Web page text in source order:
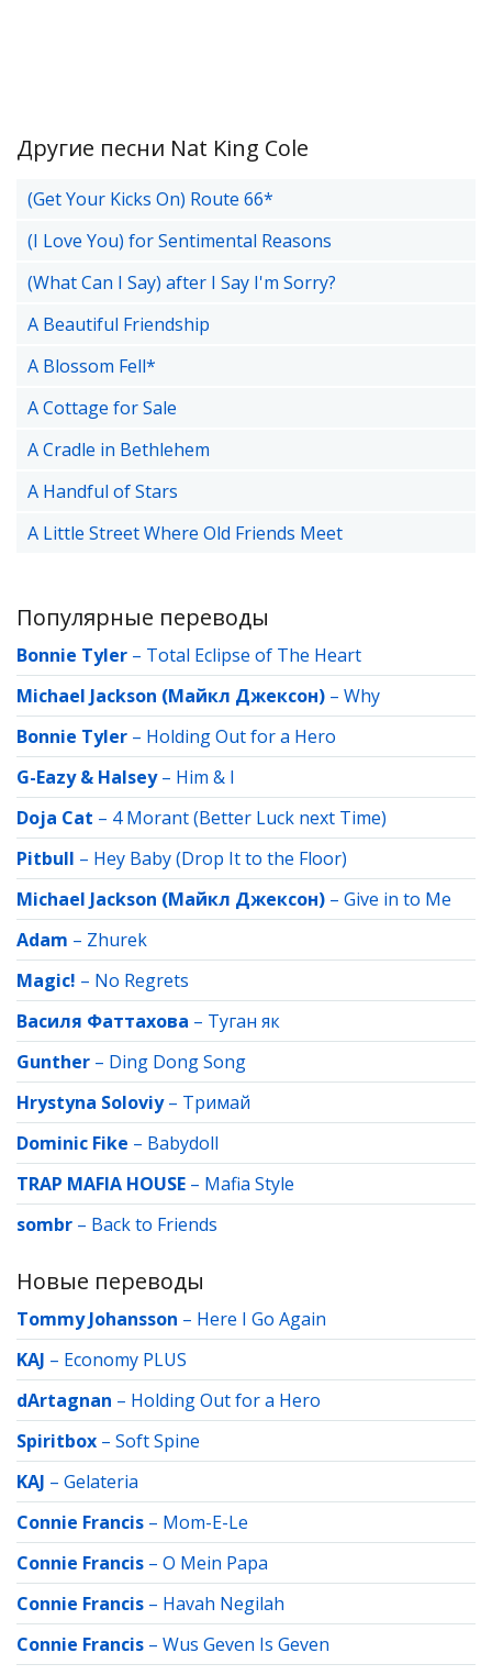
Другие песни Nat King Cole
(Get Your Kicks On) Route 66*
(I Love You) for Sentimental Reasons
(What Can I Say) after I Say I'm Sorry?
A Beautiful Friendship
A Blossom Fell*
A Cottage for Sale
A Cradle in Bethlehem
A Handful of Stars
A Little Street Where Old Friends Meet
Популярные переводы
Bonnie Tyler – Total Eclipse of The Heart
Michael Jackson (Майкл Джексон) – Why
Bonnie Tyler – Holding Out for a Hero
G-Eazy & Halsey– Him & I
Doja Cat – 4 Morant (Better Luck next Time)
Pitbull – Hey Baby (Drop It to the Floor)
Michael Jackson (Майкл Джексон) – Give in to Me
Adam – Zhurek
Magic! – No Regrets
Василя Фаттахова – Туган як
Gunther – Ding Dong Song
Hrystyna Soloviy– Тримай
Dominic Fike – Babydoll
TRAP MAFIA HOUSE – Mafia Style
sombr – Back to Friends
Новые переводы
Tommy Johansson – Here I Go Again
KAJ – Economy PLUS
dArtagnan – Holding Out for a Hero
Spiritbox – Soft Spine
KAJ – Gelateria
Connie Francis – Mom-E-Le
Connie Francis – O Mein Papa
Connie Francis – Havah Negilah
Connie Francis – Wus Geven Is Geven